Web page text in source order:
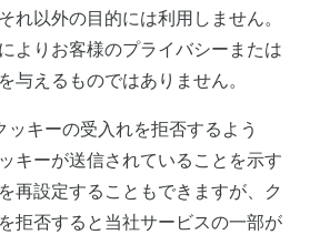
れ以外の目的には利用しません。
よりお客様のプライバシーまたは
与えるものではありません。
キーの受入れを拒否するよう
キーが送信されていることを示す
再設定することもできますが、ク
拒否すると当社サービスの一部が